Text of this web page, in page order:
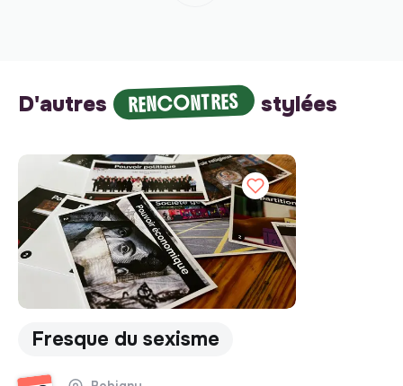
D'autres RENCONTRES stylées
Fresque du sexisme